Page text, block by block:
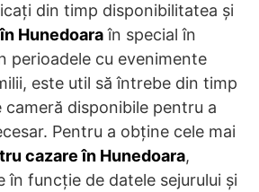
din timp disponibilitatea și
Hunedoaraîn special în
perioadele cu evenimente
este util să întrebe din timp
cameră disponibile pentru a
Pentru a obține cele mai
cazare în Hunedoara,
în funcție de datele sejurului și